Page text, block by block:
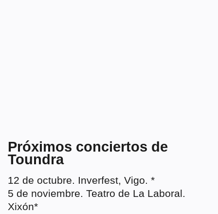
Próximos conciertos de
Toundra
12 de octubre. Inverfest, Vigo. *
5 de noviembre. Teatro de La Laboral.
Xixón*